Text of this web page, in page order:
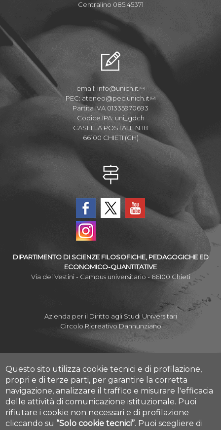
Centralino 085.45371
email: info@unich.it
PEC: ateneo@pec.unich.it
Partita IVA 01335970693
Codice IPA: uni_gdch
CASELLA POSTALE N.18
66100 CHIETI (CH)
DIPARTIMENTO DI SCIENZE FILOSOFICHE, PEDAGOGICHE ED
ECONOMICO-QUANTITATIVE
Via dei Vestini - Campus universitario - 66100 Chieti
Azienda per il Diritto agli Studi Universitari
Circolo Ricreativo Dannunziano
Albo Pretorio Online
Amministrazione Trasparente
Mettiamoci la Faccia
Fatturazione elettronica
Contatti
Mappa Campus Chieti
Questo sito utilizza cookie tecnici e di profilazione,
propri e di terze parti, per garantire la corretta
navigazione, analizzare il traffico e misurare l'efficacia
delle attività di comunicazione istituzionale. Puoi
rifiutare i cookie non necessari e di profilazione
cliccando su “Solo cookie tecnici”. Puoi scegliere di